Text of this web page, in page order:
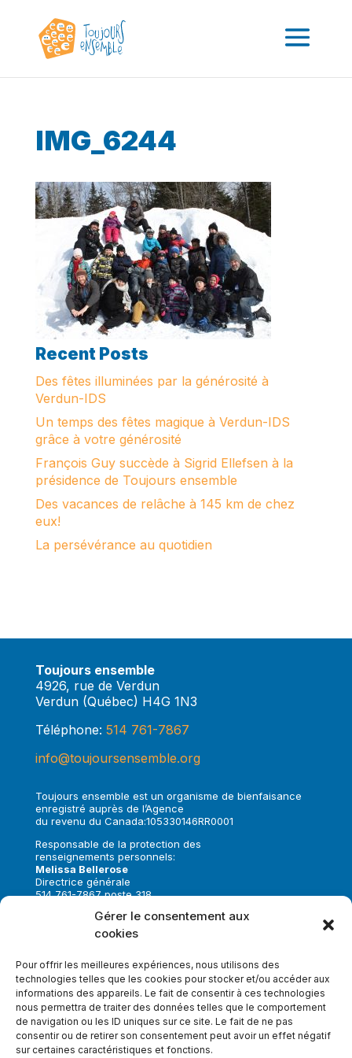
Gérer le consentement aux
cookies
Pour offrir les meilleures expériences, nous utilisons des
technologies telles que les cookies pour stocker et/ou accéder aux
informations des appareils. Le fait de consentir à ces technologies
nous permettra de traiter des données telles que le comportement
de navigation ou les ID uniques sur ce site. Le fait de ne pas
consentir ou de retirer son consentement peut avoir un effet négatif
sur certaines caractéristiques et fonctions.
IMG_6244
Recent Posts
Des fêtes illuminées par la générosité à
Verdun-IDS
Un temps des fêtes magique à Verdun-IDS
grâce à votre générosité
François Guy succède à Sigrid Ellefsen à la
présidence de Toujours ensemble
Des vacances de relâche à 145 km de chez
eux!
La persévérance au quotidien
Toujours ensemble
4926, rue de Verdun
Verdun (Québec) H4G 1N3
Téléphone: 514 761-7867
info@toujoursensemble.org
Toujours ensemble est un organisme de bienfaisance
enregistré auprès de l’Agence
du revenu du Canada:105330146RR0001
Responsable de la protection des
renseignements personnels:
Melissa Bellerose
Directrice générale
514 761-7867 poste 318
Faire un don